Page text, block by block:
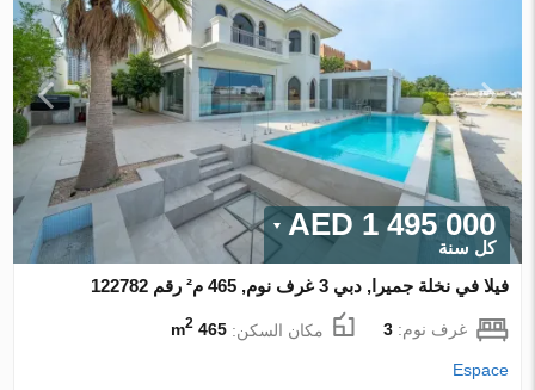
1 495 000 AED
كل سنة
فيلا في نخلة جميرا, دبي 3 غرف نوم, 465 م² رقم 122782
غرف نوم:3 مكان السكن:465 m
2
Espace